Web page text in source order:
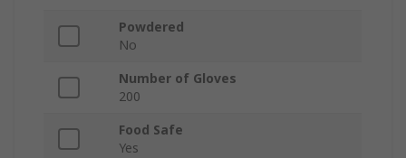
Powdered
No
Number of Gloves
200
Food Safe
Yes